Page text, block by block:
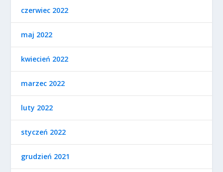
czerwiec 2022
maj 2022
kwiecień 2022
marzec 2022
luty 2022
styczeń 2022
grudzień 2021